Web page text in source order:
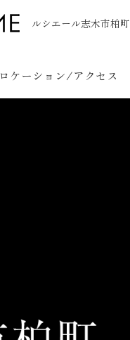
ルシエール志木市柏町
ロケーション/アクセス